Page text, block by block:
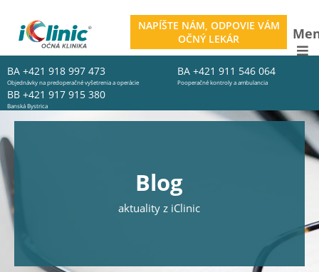
NAPÍŠTE NÁM, ODPOVIE VÁM
OČNÝ LEKÁR
BA +421 918 997 473
Objednávky na predoperačné vyšetrenia a operácie
BA +421 911 546 064
Pooperačné kontroly a ambulancia
BB +421 917 915 380
Banská Bystrica
Blog
aktuality z iClinic